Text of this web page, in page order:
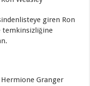
giren Ron
temkinsizliğine